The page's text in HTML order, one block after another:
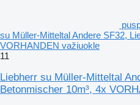
su Müller-Mitteltal Andere SF32,
VORHANDEN važiuokle
11
Liebherr su Müller-Mitteltal
Betonmischer 10m³, 4x